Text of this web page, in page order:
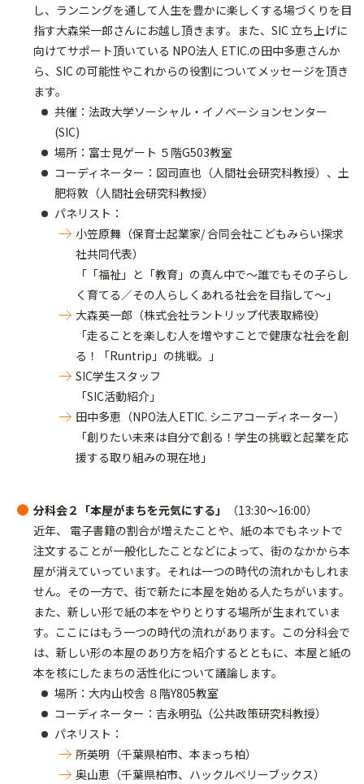
し、ランニングを通して人生を豊かに楽しくする場づくりを目
指す大森栄一郎さんにお越し頂きます。また、SIC 立ち上げに
向けてサポート頂いている NPO法人 ETIC.の田中多恵さんか
ら、SIC の可能性やこれからの役割についてメッセージを頂き
ます。
共催：法政大学ソーシャル・イノベーションセンター
(SIC)
場所：富士見ゲート ５階G503教室
コーディネーター：図司直也（人間社会研究科教授）、土
肥将敦（人間社会研究科教授）
パネリスト：
小笠原舞（保育士起業家/ 合同会社こどもみらい探求
社共同代表）
「「福祉」と「教育」の真ん中で～誰でもその子らし
く育てる／その人らしくあれる社会を目指して～」
大森英一郎（株式会社ラントリップ代表取締役）
「走ることを楽しむ人を増やすことで健康な社会を創
る！「Runtrip」の挑戦。」
SIC学生スタッフ
「SIC活動紹介」
田中多恵（NPO法人ETIC. シニアコーディネーター）
「創りたい未来は自分で創る！学生の挑戦と起業を応
援する取り組みの現在地」
分科会２「本屋がまちを元気にする」
（13:30～16:00）
近年、 電子書籍の割合が増えたことや、紙の本でもネットで
注文することが一般化したことなどによって、街のなかから本
屋が消えていっています。それは一つの時代の流れかもしれま
せん。その一方で、街で新たに本屋を始める人たちがいます。
また、新しい形で紙の本をやりとりする場所が生まれていま
す。ここにはもう一つの時代の流れがあります。この分科会で
は、新しい形の本屋のあり方を紹介するとともに、本屋と紙の
本を核にしたまちの活性化について議論します。
場所：大内山校舎 ８階Y805教室
コーディネーター：吉永明弘（公共政策研究科教授）
パネリスト：
所英明（千葉県柏市、本まっち柏）
奥山恵（千葉県柏市、ハックルベリーブックス）